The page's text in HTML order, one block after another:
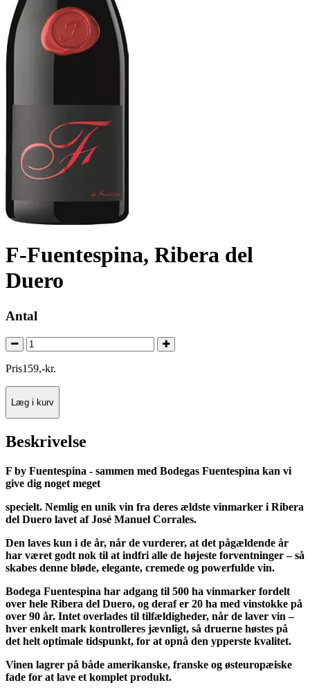
F-Fuentespina, Ribera del
Duero
Antal
Pris159,-kr.
Læg i kurv
Beskrivelse
F by Fuentespina - sammen med Bodegas Fuentespina kan vi
give dig noget meget
specielt. Nemlig en unik vin fra deres ældste vinmarker i Ribera
del Duero lavet af José Manuel Corrales.
Den laves kun i de år, når de vurderer, at det pågældende år
har været godt nok til at indfri alle de højeste forventninger – så
skabes denne bløde, elegante, cremede og powerfulde vin.
Bodega Fuentespina har adgang til 500 ha vinmarker fordelt
over hele Ribera del Duero, og deraf er 20 ha med vinstokke på
over 90 år. Intet overlades til tilfældigheder, når de laver vin –
hver enkelt mark kontrolleres jævnligt, så druerne høstes på
det helt optimale tidspunkt, for at opnå den ypperste kvalitet.
Vinen lagrer på både amerikanske, franske og østeuropæiske
fade for at lave et komplet produkt.